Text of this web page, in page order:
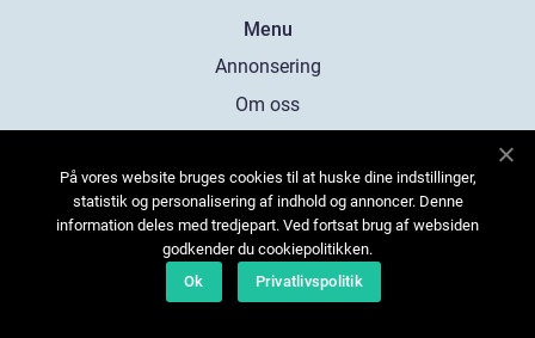
Menu
Annonsering
Om oss
Kontakta oss
Sitemap
På vores website bruges cookies til at huske dine indstillinger,
statistik og personalisering af indhold og annoncer. Denne
information deles med tredjepart. Ved fortsat brug af websiden
godkender du cookiepolitikken.
Ok
Privatlivspolitik